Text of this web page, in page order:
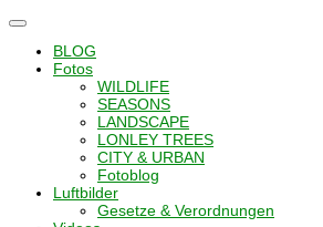
Navigation
umschalten
BLOG
Fotos
WILDLIFE
SEASONS
LANDSCAPE
LONLEY TREES
CITY & URBAN
Fotoblog
Luftbilder
Gesetze & Verordnungen